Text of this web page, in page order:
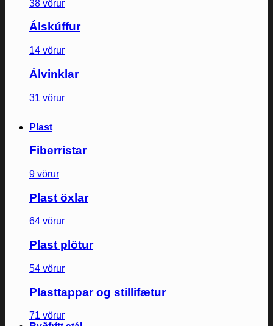
38 vörur
Álskúffur
14 vörur
Álvinklar
31 vörur
Plast
Fiberristar
9 vörur
Plast öxlar
64 vörur
Plast plötur
54 vörur
Plasttappar og stillifætur
71 vörur